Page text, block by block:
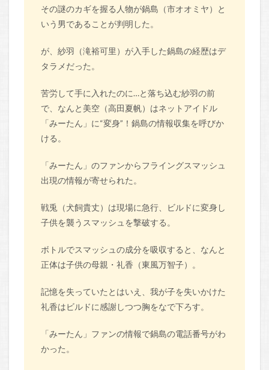
その謎のカギを握る人物が鍋島（市オオミヤ）と
いう男であることが判明した。
が、紗羽（滝裕可里）が入手した鍋島の経歴はデ
タラメだった。
苦労して手に入れたのに…と落ち込む紗羽の前
で、なんと美空（高田夏帆）はネットアイドル
「みーたん」に“変身”！鍋島の情報収集を呼びか
ける。
「みーたん」のファンからフライングスマッシュ
出現の情報が寄せられた。
戦兎（犬飼貴丈）は現場に急行、ビルドに変身し
子供を襲うスマッシュを撃破する。
ボトルでスマッシュの成分を吸収すると、なんと
正体は子供の母親・礼香（東風万智子）。
記憶を失っていたとはいえ、我が子を失いかけた
礼香はビルドに感謝しつつ胸をなで下ろす。
「みーたん」ファンの情報で鍋島の電話番号がわ
かった。